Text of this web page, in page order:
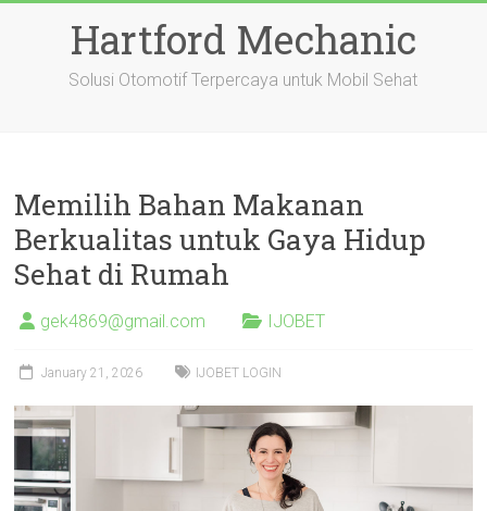
Hartford Mechanic
Solusi Otomotif Terpercaya untuk Mobil Sehat
Memilih Bahan Makanan
Berkualitas untuk Gaya Hidup
Sehat di Rumah
gek4869@gmail.com IJOBET
January 21, 2026 IJOBET LOGIN